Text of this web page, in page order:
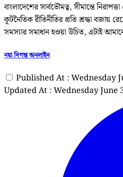
বাংলাদেশের সার্বভৌমত্ব, সীমান্তে
কূটনৈতিক রীতিনীতির প্রতি শ্রদ্ধা বজায়
সমস্যার সমাধান হওয়া উচিত, এটাই
নয়া দিগন্ত অনলাইন
Published At : Wednesday
Updated At : Wednesday June